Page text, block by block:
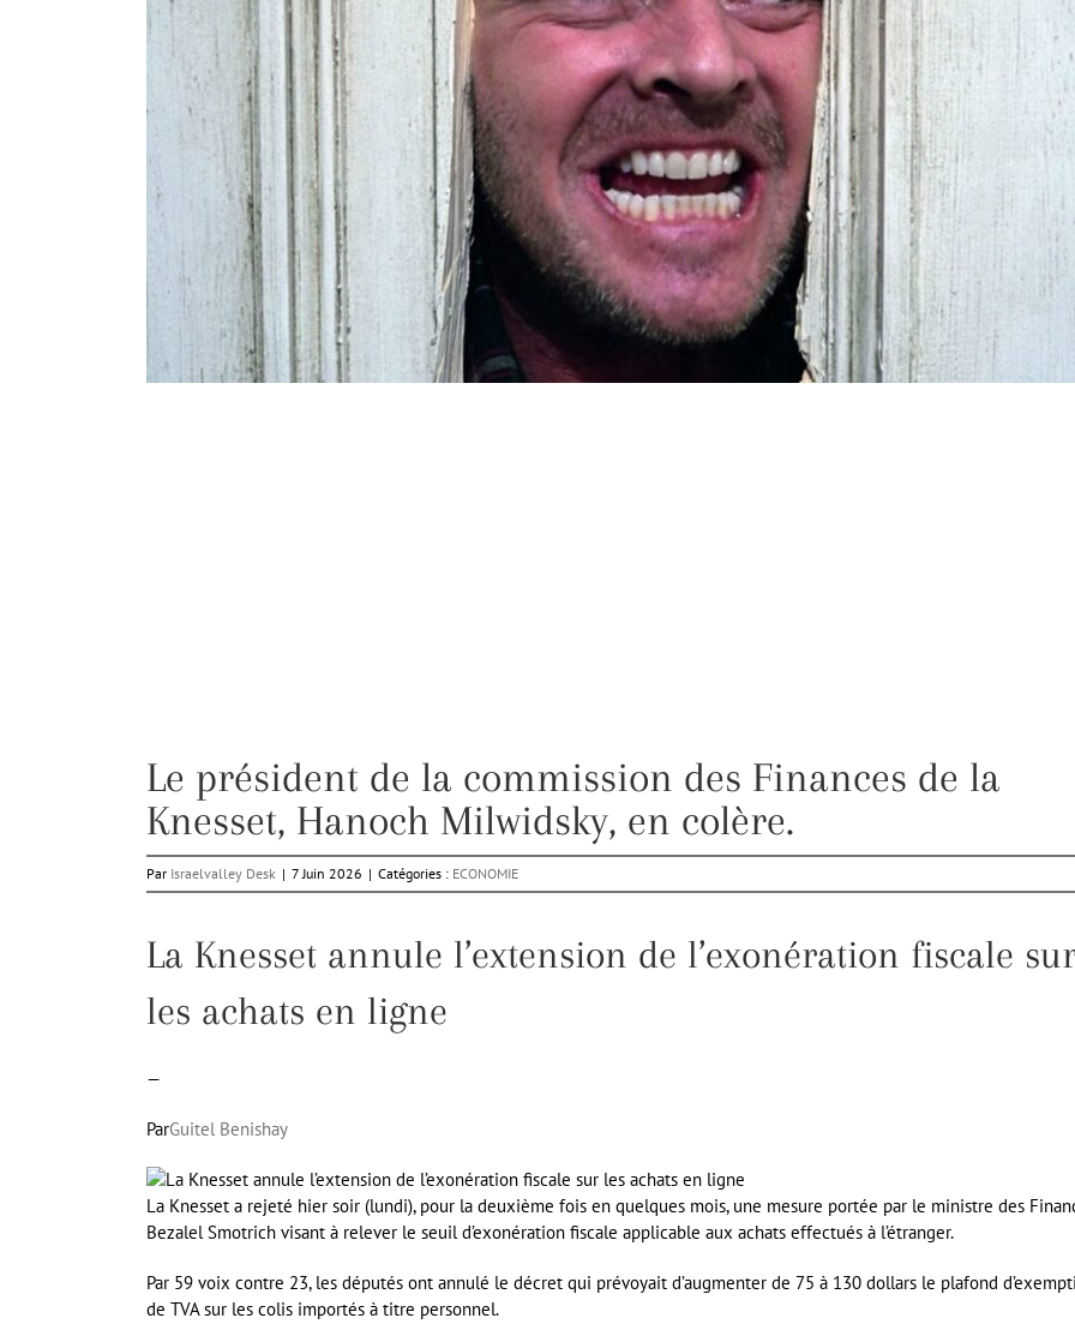
Le président de la commission des Finances de la
Knesset, Hanoch Milwidsky, en colère.
Par Israelvalley Desk | 7 Juin 2026 | Catégories : ECONOMIE
La Knesset annule l’extension de l’exonération fiscale
les achats en ligne
—
ParGuitel Benishay
La Knesset a rejeté hier soir (lundi), pour la deuxième fois en quelques mois, une mesure portée par le ministre des
Bezalel Smotrich visant à relever le seuil d’exonération fiscale applicable aux achats effectués à l’étranger.
Par 59 voix contre 23, les députés ont annulé le décret qui prévoyait d’augmenter de 75 à 130 dollars le plafond
de TVA sur les colis importés à titre personnel.